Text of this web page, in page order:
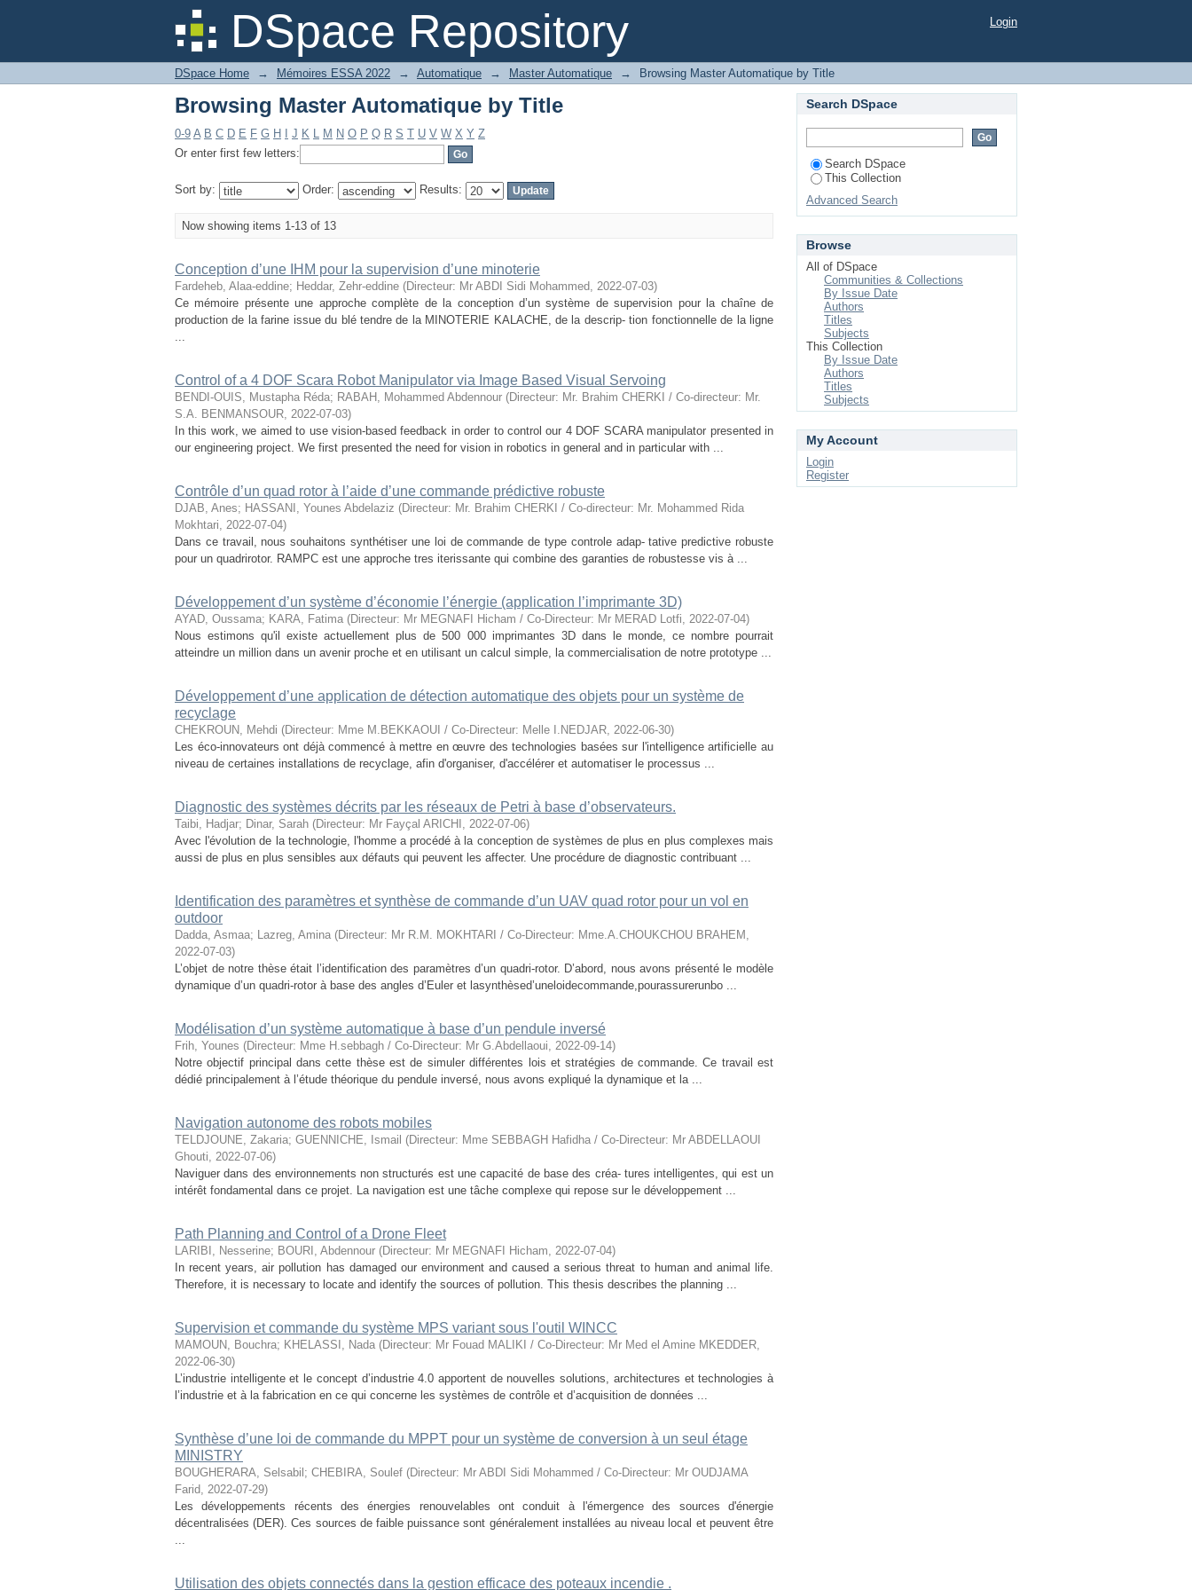
DSpace Repository
Browsing Master Automatique by Title Login
DSpace Home → Mémoires ESSA 2022 → Automatique → Master Automatique → Browsing Master Automatique by Title
Browsing Master Automatique by Title
0-9 A B C D E F G H J K L M N O P Q R S T U V W X Y Z
Or enter first few letters:
Sort by: Order: Results:
Now showing items 1-13 of 13
Conception d’une IHM pour la supervision d’une minoterie
Fardeheb, Alaa-eddine; Heddar, Zehr-eddine (Directeur: Mr ABDI Sidi Mohammed, 2022-07-03)
Ce mémoire présente une approche complète de la conception d’un système de supervision pour la chaîne de
production de la farine issue du blé tendre de la MINOTERIE KALACHE, de la descrip- tion fonctionnelle de la ligne
...
Control of a 4 DOF Scara Robot Manipulator via Image Based Visual Servoing
BENDI-OUIS, Mustapha Réda; RABAH, Mohammed Abdennour (Directeur: Mr. Brahim CHERKI / Co-directeur: Mr.
S.A. BENMANSOUR, 2022-07-03)
In this work, we aimed to use vision-based feedback in order to control our 4 DOF SCARA manipulator presented in
our engineering project. We first presented the need for vision in robotics in general and in particular with ...
Contrôle d’un quad rotor à l’aide d’une commande prédictive robuste
DJAB, Anes; HASSANI, Younes Abdelaziz (Directeur: Mr. Brahim CHERKI / Co-directeur: Mr. Mohammed Rida
Mokhtari, 2022-07-04)
Dans ce travail, nous souhaitons synthétiser une loi de commande de type controle adap- tative predictive robuste
pour un quadrirotor. RAMPC est une approche tres iterissante qui combine des garanties de robustesse vis à ...
Développement d’un système d’économie l’énergie (application l’imprimante 3D)
AYAD, Oussama; KARA, Fatima (Directeur: Mr MEGNAFI Hicham / Co-Directeur: Mr MERAD Lotfi, 2022-07-04)
Nous estimons qu'il existe actuellement plus de 500 000 imprimantes 3D dans le monde, ce nombre pourrait
atteindre un million dans un avenir proche et en utilisant un calcul simple, la commercialisation de notre prototype ...
Développement d’une application de détection automatique des objets pour un système de
recyclage
CHEKROUN, Mehdi (Directeur: Mme M.BEKKAOUI / Co-Directeur: Melle I.NEDJAR, 2022-06-30)
Les éco-innovateurs ont déjà commencé à mettre en œuvre des technologies basées sur l'intelligence artificielle au
niveau de certaines installations de recyclage, afin d'organiser, d'accélérer et automatiser le processus ...
Diagnostic des systèmes décrits par les réseaux de Petri à base d’observateurs.
Taibi, Hadjar; Dinar, Sarah (Directeur: Mr Fayçal ARICHI , 2022-07-06)
Avec l'évolution de la technologie, l'homme a procédé à la conception de systèmes de plus en plus complexes mais
aussi de plus en plus sensibles aux défauts qui peuvent les affecter. Une procédure de diagnostic contribuant ...
Identification des paramètres et synthèse de commande d’un UAV quad rotor pour un vol en
outdoor
Dadda, Asmaa; Lazreg, Amina (Directeur: Mr R.M. MOKHTARI / Co-Directeur: Mme.A.CHOUKCHOU BRAHEM ,
2022-07-03)
L’objet de notre thèse était l’identification des paramètres d’un quadri-rotor. D’abord, nous avons présenté le modèle
dynamique d’un quadri-rotor à base des angles d’Euler et lasynthèsed’uneloidecommande,pourassurerunbo ...
Modélisation d’un système automatique à base d’un pendule inversé
Frih, Younes (Directeur: Mme H.sebbagh / Co-Directeur: Mr G.Abdellaoui, 2022-09-14)
Notre objectif principal dans cette thèse est de simuler différentes lois et stratégies de commande. Ce travail est
dédié principalement à l’étude théorique du pendule inversé, nous avons expliqué la dynamique et la ...
Navigation autonome des robots mobiles
TELDJOUNE, Zakaria; GUENNICHE, Ismail (Directeur: Mme SEBBAGH Hafidha / Co-Directeur: Mr ABDELLAOUI
Ghouti, 2022-07-06)
Naviguer dans des environnements non structurés est une capacité de base des créa- tures intelligentes, qui est un
intérêt fondamental dans ce projet. La navigation est une tâche complexe qui repose sur le développement ...
Path Planning and Control of a Drone Fleet
LARIBI, Nesserine; BOURI, Abdennour (Directeur: Mr MEGNAFI Hicham, 2022-07-04)
In recent years, air pollution has damaged our environment and caused a serious threat to human and animal life.
Therefore, it is necessary to locate and identify the sources of pollution. This thesis describes the planning ...
Supervision et commande du système MPS variant sous l'outil WINCC
MAMOUN, Bouchra; KHELASSI, Nada (Directeur: Mr Fouad MALIKI / Co-Directeur: Mr Med el Amine MKEDDER,
2022-06-30)
L’industrie intelligente et le concept d’industrie 4.0 apportent de nouvelles solutions, architectures et technologies à
l’industrie et à la fabrication en ce qui concerne les systèmes de contrôle et d’acquisition de données ...
Synthèse d’une loi de commande du MPPT pour un système de conversion à un seul étage
MINISTRY
BOUGHERARA, Selsabil ; CHEBIRA, Soulef (Directeur: Mr ABDI Sidi Mohammed / Co-Directeur: Mr OUDJAMA
Farid, 2022-07-29)
Les développements récents des énergies renouvelables ont conduit à l'émergence des sources d'énergie
décentralisées (DER). Ces sources de faible puissance sont généralement installées au niveau local et peuvent être
...
Utilisation des objets connectés dans la gestion efficace des poteaux incendie .
Search DSpace
Search DSpace
This Collection
Advanced Search
Browse
All of DSpace
Communities & Collections
By Issue Date
Authors
Titles
Subjects
This Collection
By Issue Date
Authors
Titles
Subjects
My Account
Login
Register